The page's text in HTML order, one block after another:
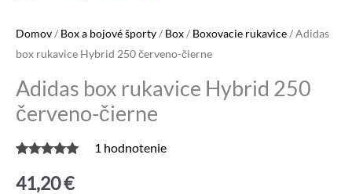
Domov/ Box a bojové športy/ Box/ Boxovacie rukavice/ Adidas
box rukavice Hybrid 250 červeno-čierne
Adidas box rukavice Hybrid 250
červeno-čierne
5.00 z 5 na
základe
1 hodnotenie
41,20€